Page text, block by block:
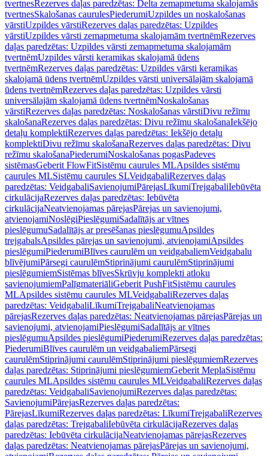
tvertnesRezerves daļas paredzētas: Delta zemapmetuma skalojamās
tvertnesSkalošanas caurulesPiederumiUzpildes un noskalošanas
vārstiUzpildes vārstiRezerves daļas paredzētas: Uzpildes
vārstiUzpildes vārsti zemapmetuma skalojamām tvertnēmRezerves
daļas paredzētas: Uzpildes vārsti zemapmetuma skalojamām
tvertnēmUzpildes vārsti keramikas skalojamā ūdens
tvertnēmRezerves daļas paredzētas: Uzpildes vārsti keramikas
skalojamā ūdens tvertnēmUzpildes vārsti universālajām skalojamā
ūdens tvertnēmRezerves daļas paredzētas: Uzpildes vārsti
universālajām skalojamā ūdens tvertnēmNoskalošanas
vārstiRezerves daļas paredzētas: Noskalošanas vārstiDivu režīmu
skalošanaRezerves daļas paredzētas: Divu režīmu skalošanaIekšējo
detaļu komplektiRezerves daļas paredzētas: Iekšējo detaļu
komplektiDivu režīmu skalošanaRezerves daļas paredzētas: Divu
režīmu skalošanaPiederumiNoskalošanas pogasPadeves
sistēmasGeberit FlowFitSistēmu caurules MLApsildes sistēmu
caurules MLSistēmu caurules SLVeidgabaliRezerves daļas
paredzētas: VeidgabaliSavienojumiPārejasLīkumiTrejgabaliIebūvēta
cirkulācijaRezerves daļas paredzētas: Iebūvēta
cirkulācijaNeatvienojamas pārejasPārejas un savienojumi,
atvienojamiNoslēgiPieslēgumiSadalītājs ar vītnes
pieslēgumuSadalītājs ar presēšanas pieslēgumuApsildes
trejgabalsApsildes pārejas un savienojumi, atvienojamiApsildes
pieslēgumiPiederumiBlīves caurulēm un veidgabaliemVeidgabalu
blīvējumiPārsegi caurulēmStiprinājumi caurulēmStiprinājumi
pieslēgumiemSistēmas blīvesSkrūvju komplekti atloku
savienojumiemPalīgmateriāliGeberit PushFitSistēmu caurules
MLApsildes sistēmu caurules MLVeidgabaliRezerves daļas
paredzētas: VeidgabaliLīkumiTrejgabaliNeatvienojamas
pārejasRezerves daļas paredzētas: Neatvienojamas pārejasPārejas un
savienojumi, atvienojamiPieslēgumiSadalītājs ar vītnes
pieslēgumuApsildes pieslēgumiPiederumiRezerves daļas paredzētas:
PiederumiBlīves caurulēm un veidgabaliemPārsegi
caurulēmStiprinājumi caurulēmStiprinājumi pieslēgumiemRezerves
daļas paredzētas: Stiprinājumi pieslēgumiemGeberit MeplaSistēmu
caurules MLApsildes sistēmu caurules MLVeidgabaliRezerves daļas
paredzētas: VeidgabaliSavienojumiRezerves daļas paredzētas:
SavienojumiPārejasRezerves daļas paredzētas:
PārejasLīkumiRezerves daļas paredzētas: LīkumiTrejgabaliRezerves
daļas paredzētas: TrejgabaliIebūvēta cirkulācijaRezerves daļas
paredzētas: Iebūvēta cirkulācijaNeatvienojamas pārejasRezerves
daļas paredzētas: Neatvienojamas pārejasPārejas un savienojumi,